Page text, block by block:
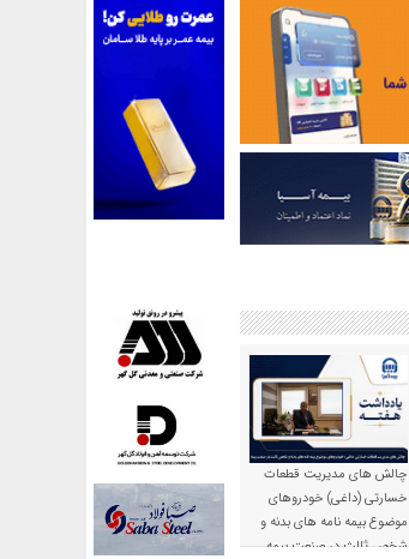
چالش های مدیریت قطعات
خسارتی (داغی) خودروهای
موضوع بیمه نامه های بدنه و
شخص ثالث در صنعت بیمه